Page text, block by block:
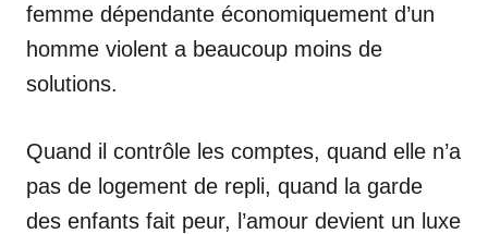
femme dépendante économiquement d’un
homme violent a beaucoup moins de
solutions.
Quand il contrôle les comptes, quand elle n’a
pas de logement de repli, quand la garde
des enfants fait peur, l’amour devient un luxe